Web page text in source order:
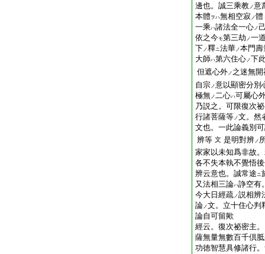
邊也。誠三乘教ノ意
本體 ヲハ無相空寂 ノ體
一乘ハ諸法全一心ノ
依之今モ第三劫 ノ一
下ノ釋ニ法華ノ本門壽
大師ハ第六住心ノ下
但遮心外ノ 之迷無
自宗ノ意以顯密分別
極無ノ二心ハ可屬心
乃説之。可限復次
行諸菩薩等ノ文。然
文也。一此論義別
辨等 文 是明對辨ノ
家家以未知爲非故
各不失本執不覺悟
辨云意也。誠常途ニ
又法相三論ハ諍空有
今大日經疏ノ説相辨
論ノ文。立十住心判
論自可留歟
經云。復次祕密主
薩無量無數百千倶
功徳智慧具修諸行